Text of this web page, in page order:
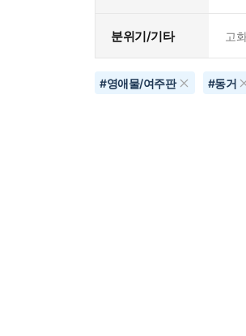
분위기/기타 고
#영애물/여주판 #동거